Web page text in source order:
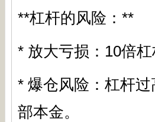
**杠杆的风险：**
* 放大亏损：10倍
* 爆仓风险：杠杆
部本金。